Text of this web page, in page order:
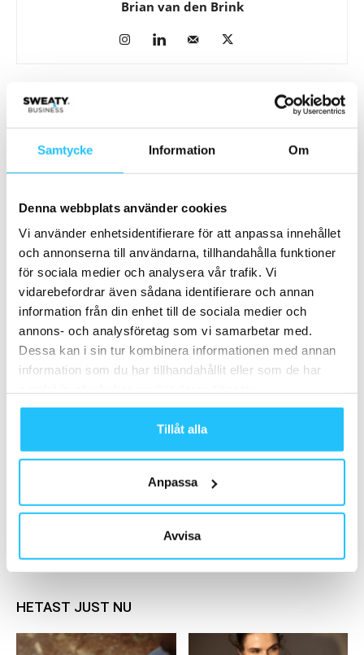
Samtycke Information Om
Denna webbplats använder cookies
Vi använder enhetsidentifierare för att anpassa innehållet
och annonserna till användarna, tillhandahålla funktioner
för sociala medier och analysera vår trafik. Vi
vidarebefordrar även sådana identifierare och annan
information från din enhet till de sociala medier och
annons- och analysföretag som vi samarbetar med.
Dessa kan i sin tur kombinera informationen med annan
information som du har tillhandahållit eller som de har
Tillåt alla
Anpassa
Avvisa
Brian van den Brink
Samarbete
- Annons -
MEST POPULÄRA
Apollo Sports-hotellet Monte Feliz blir
Powered by Playitas
2025-12-18
global expansion – Europa kan...
2026-07-23
McFit lanserar nya kvartersgymskonceptet
2024-12-25
Ladda fler
HETAST JUST NU